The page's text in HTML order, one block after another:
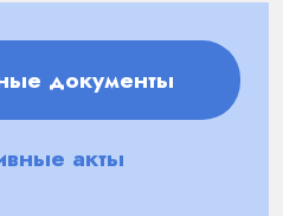
документы
акты